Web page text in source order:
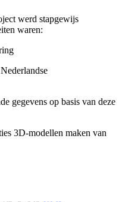
werd stapgewijs
waren:
gegevens op basis van deze
3D-modellen maken van